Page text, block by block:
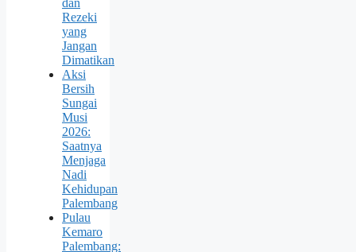
dan
Rezeki
yang
Jangan
Dimatikan
Aksi
Bersih
Sungai
Musi
2026:
Saatnya
Menjaga
Nadi
Kehidupan
Palembang
Pulau
Kemaro
Palembang: